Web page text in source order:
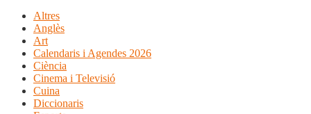
Altres
Anglès
Art
Calendaris i Agendes 2026
Ciència
Cinema i Televisió
Cuina
Diccionaris